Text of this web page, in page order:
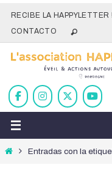
RECIBE LA HAPPYLETTER !
CONTACTO
InicioEntradas con la